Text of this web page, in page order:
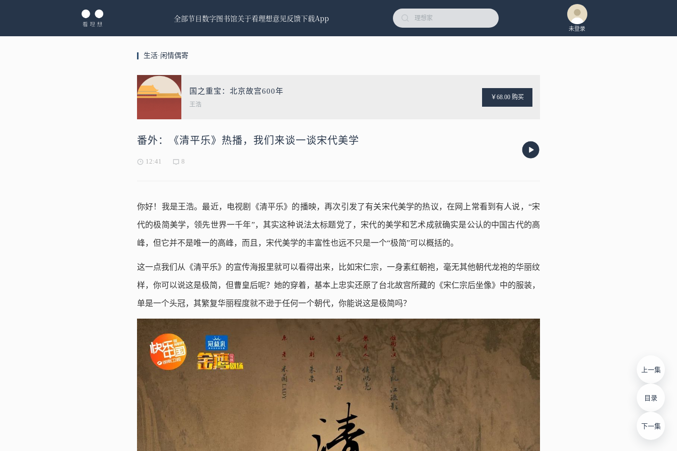
全部节目数字图书馆关于看理想意见反馈下载App
未登录
生活·闲情偶寄
国之重宝：北京故宫600年
王浩
￥68.00 购买
番外：《清平乐》热播，我们来谈一谈宋代美学
12:41 8
上一集
目录
下一集
你好！我是王浩。最近，电视剧《清平乐》的播映，再次引发了有关宋代美学的热议，在网上常看到有人说，“宋
代的极简美学，领先世界一千年”，其实这种说法太标题党了，宋代的美学和艺术成就确实是公认的中国古代的高
峰，但它并不是唯一的高峰，而且，宋代美学的丰富性也远不只是一个“极简”可以概括的。
这一点我们从《清平乐》的宣传海报里就可以看得出来，比如宋仁宗，一身素红朝袍，毫无其他朝代龙袍的华丽纹
样，你可以说这是极简，但曹皇后呢？她的穿着，基本上忠实还原了台北故宫所藏的《宋仁宗后坐像》中的服装，
单是一个头冠，其繁复华丽程度就不逊于任何一个朝代，你能说这是极简吗？